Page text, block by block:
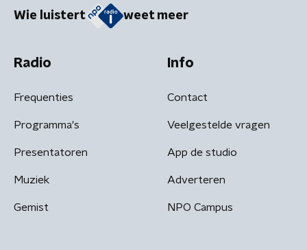
Wie luistert weet meer
Radio
Frequenties
Programma's
Presentatoren
Muziek
Gemist
Info
Contact
Veelgestelde vragen
App de studio
Adverteren
NPO Campus